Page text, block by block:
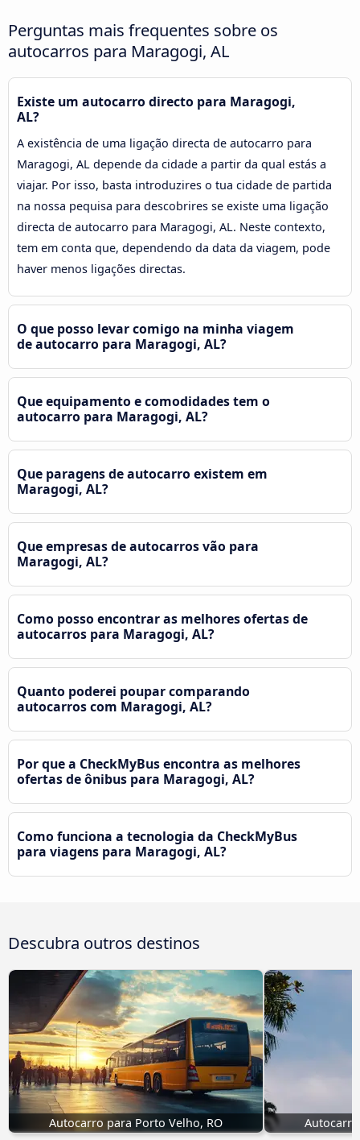
Perguntas mais frequentes sobre os
autocarros para Maragogi, AL
Existe um autocarro directo para Maragogi,
AL?
A existência de uma ligação directa de autocarro para
Maragogi, AL depende da cidade a partir da qual estás a
viajar. Por isso, basta introduzires o tua cidade de partida
na nossa pequisa para descobrires se existe uma ligação
directa de autocarro para Maragogi, AL. Neste contexto,
tem em conta que, dependendo da data da viagem, pode
haver menos ligações directas.
O que posso levar comigo na minha viagem
de autocarro para Maragogi, AL?
Que equipamento e comodidades tem o
autocarro para Maragogi, AL?
Que paragens de autocarro existem em
Maragogi, AL?
Que empresas de autocarros vão para
Maragogi, AL?
Como posso encontrar as melhores ofertas de
autocarros para Maragogi, AL?
Quanto poderei poupar comparando
autocarros com Maragogi, AL?
Por que a CheckMyBus encontra as melhores
ofertas de ônibus para Maragogi, AL?
Como funciona a tecnologia da CheckMyBus
para viagens para Maragogi, AL?
Descubra outros destinos
Autocarro para Porto Velho, RO Autocarro